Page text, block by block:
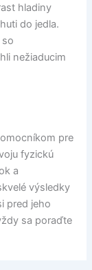
hladiny
do jedla.
so
nežiaducim
pre
fyzickú
a
výsledky
pred jeho
sa poraďte